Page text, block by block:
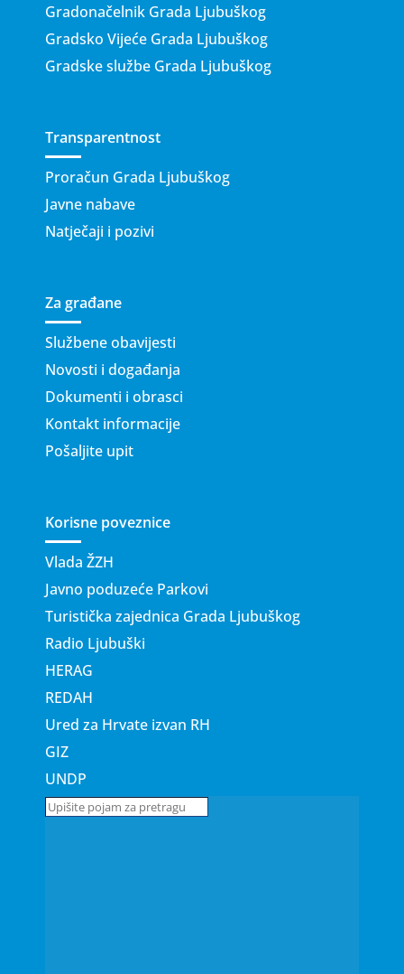
Gradonačelnik Grada Ljubuškog
Gradsko Vijeće Grada Ljubuškog
Gradske službe Grada Ljubuškog
Transparentnost
Proračun Grada Ljubuškog
Javne nabave
Natječaji i pozivi
Za građane
Službene obavijesti
Novosti i događanja
Dokumenti i obrasci
Kontakt informacije
Pošaljite upit
Korisne poveznice
Vlada ŽZH
Javno poduzeće Parkovi
Turistička zajednica Grada Ljubuškog
Radio Ljubuški
HERAG
REDAH
Ured za Hrvate izvan RH
GIZ
UNDP